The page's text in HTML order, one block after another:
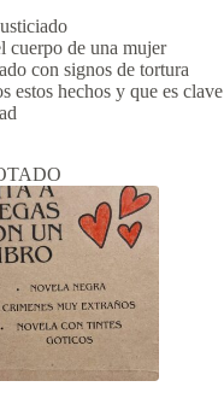
cuerpo de una mujer
con signos de tortura
estos hechos y que es clave